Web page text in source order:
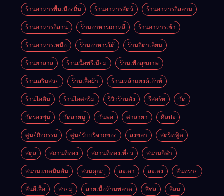
ร้านอาหารพื้นเมืองถิ่น ร้านอาหารสัตว์ ร้านอาหารอิสลาม
ร้านอาหารอีสาน ร้านอาหารเกาหลี ร้านอาหารเช้า
ร้านอาหารเหนือ ร้านอาหารใต้ ร้านอิตาเลียน
ร้านฮาลาล ร้านเนื้อพรีเมียม ร้านเพื่อสุขภาพ
ร้านเสริมสวย ร้านเสื้อผ้า ร้านเหล้าแฮงค์เอ้าท์
ร้านไอติม ร้านไอศกรีม รีวิวร้านดัง รีสอร์ท วัด
วัดร่องขุ่น วัดสายมู วันพ่อ ศาลายา ศิลปะ
ศูนย์กิจกรรม ศูนย์รับบริจากของ สงขลา สตรีทฟู้ด
สตูล สถานที่ท่อง สถานที่ท่องเที่ยว สนามกีฬา
สนามแบดมินตัน สวนคุณปู่ สะเดา สะเตง สันทราย
สันผีเสื้อ สายมู สายเนื้อห้ามพลาด สิชล สีลม